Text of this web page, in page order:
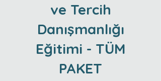
ve Tercih
Danışmanlığı
Eğitimi - TÜM
PAKET